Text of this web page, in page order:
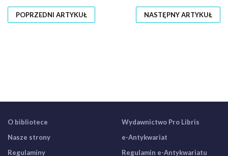
POPRZEDNI ARTYKUŁ NASTĘPNY ARTYKUŁ
O bibliotece
Nasze strony
Regulaminy
Wydawnictwo Pro Libris
e-Antykwariat
Regulamin e-Antykwariatu